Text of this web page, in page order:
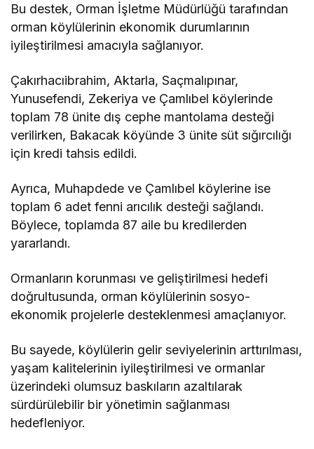
Bu destek, Orman İşletme Müdürlüğü tarafından
orman köylülerinin ekonomik durumlarının
iyileştirilmesi amacıyla sağlanıyor.
Çakırhacıibrahim, Aktarla, Saçmalıpınar,
Yunusefendi, Zekeriya ve Çamlıbel köylerinde
toplam 78 ünite dış cephe mantolama desteği
verilirken, Bakacak köyünde 3 ünite süt sığırcılığı
için kredi tahsis edildi.
Ayrıca, Muhapdede ve Çamlıbel köylerine ise
toplam 6 adet fenni arıcılık desteği sağlandı.
Böylece, toplamda 87 aile bu kredilerden
yararlandı.
Ormanların korunması ve geliştirilmesi hedefi
doğrultusunda, orman köylülerinin sosyo-
ekonomik projelerle desteklenmesi amaçlanıyor.
Bu sayede, köylülerin gelir seviyelerinin arttırılması,
yaşam kalitelerinin iyileştirilmesi ve ormanlar
üzerindeki olumsuz baskıların azaltılarak
sürdürülebilir bir yönetimin sağlanması
hedefleniyor.